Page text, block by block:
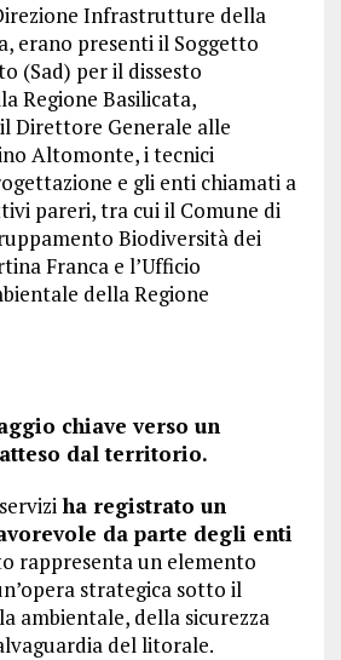
Infrastrutture della
erano presenti il Soggetto
(Sad) per il dissesto
Regione Basilicata,
Direttore Generale alle
Altomonte, i tecnici
e gli enti chiamati a
pareri, tra cui il Comune di
Biodiversità dei
Franca e l’Ufficio
della Regione
chiave verso un
dal territorio.
ha registrato un
da parte degli enti
rappresenta un elemento
strategica sotto il
ambientale, della sicurezza
del litorale.